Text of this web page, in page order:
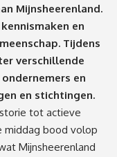
Mijnsheerenland.
en
Tijdens
verschillende
en
en stichtingen.
tot actieve
middag bood volop
Mijnsheerenland